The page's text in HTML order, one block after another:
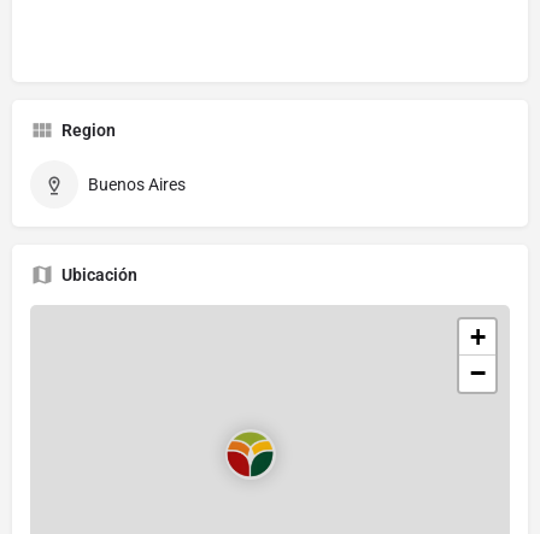
Region
Buenos Aires
Ubicación
+
−